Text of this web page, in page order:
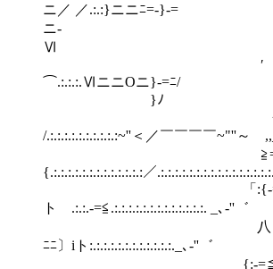
ニ／ ／.:.:}ニニﾆ=-}-=
Ⅵ
′ /ﾆ.{-
⌒.:.:.:.ⅥニニO
}ﾉ
{ . . : ノ{ニ
/.:.:.:.:.:.:.:.:.:.:~''＜／￣￣￣￣~"''～ ,,_
≧=- ﾉ}ﾊﾆﾆ
{.:.:.:.:.:.:.:.:.:.:.:.:.:／
「:{-=彡/Ⅵﾆﾆ
ト .:.:.-=≦.:.:.:.:.:.:.:.:.:.:.:.:.:. _､‐''゛
八 ／ニV/ﾆ
ﾆﾆ〕iト:.:.:.:.:.:.:.:.:.:.:.:._､‐''゛
{:-=≦ﾆﾆ=-.V/ﾆ